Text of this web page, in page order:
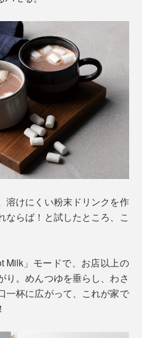
溶けにくい粉末ドリンクを作
ならば！と試したところ、こ
Milk」モードで、お店以上の
り。めんつゆを垂らし、わさ
一杯に広がって、これが家で